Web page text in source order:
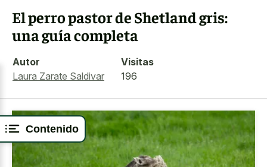
Contenido
El perro pastor de Shetland gris:
una guía completa
Autor
Laura Zarate Saldivar
Visitas
196